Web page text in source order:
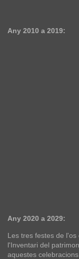
Any 2010 a 2019:
Any 2020 a 2029:
Les tres festes de
l'Inventari del
aquestes